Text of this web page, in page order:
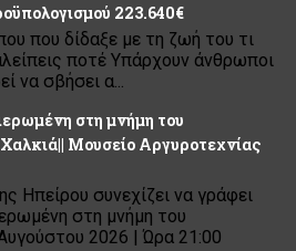
223.640€
που δίδαξε με τη ζωή του τι
ποτέ Υπάρχουν άνθρωποι
να σβήσει α...
στη μνήμη του
Μουσείο Αργυροτεχνίας
Ηπείρου συνεχίζει να γράφει
στη μνήμη του
2026 | Ώρα 21:00